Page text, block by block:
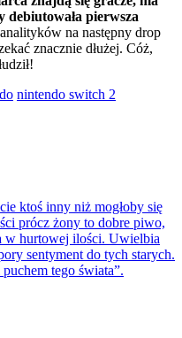
debiutowała pierwsza
na następny drop
znacznie dłużej. Cóż,
nintendo switch 2
ktoś inny niż mogłoby się
prócz żony to dobre piwo,
w hurtowej ilości. Uwielbia
sentyment do tych starych.
tego świata”.